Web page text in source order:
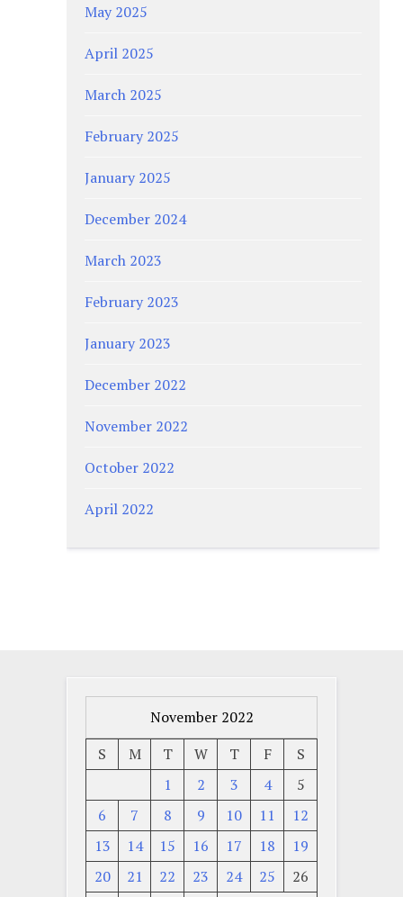
May 2025
April 2025
March 2025
February 2025
January 2025
December 2024
March 2023
February 2023
January 2023
December 2022
November 2022
October 2022
April 2022
November 2022
S
M T W T F
S
1
2 3 4
5
6
7 8 9 10 11
12
13
14 15 16 17 18
19
20
21 22 23 24 25
26